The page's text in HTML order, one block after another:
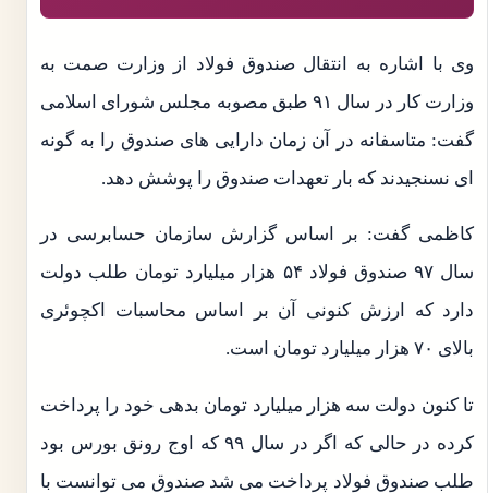
وی با اشاره به انتقال صندوق فولاد از وزارت صمت به
وزارت کار در سال ۹۱ طبق مصوبه مجلس شورای اسلامی
گفت: متاسفانه در آن زمان دارایی های صندوق را به گونه
ای نسنجیدند که بار تعهدات صندوق را پوشش دهد.
کاظمی گفت: بر اساس گزارش سازمان حسابرسی در
سال ۹۷ صندوق فولاد ۵۴ هزار میلیارد تومان طلب دولت
دارد که ارزش کنونی آن بر اساس محاسبات اکچوئری
بالای ۷۰ هزار میلیارد تومان است.
تا کنون دولت سه هزار میلیارد تومان بدهی خود را پرداخت
کرده در حالی که اگر در سال ۹۹ که اوج رونق بورس بود
طلب صندوق فولاد پرداخت می شد صندوق می توانست با